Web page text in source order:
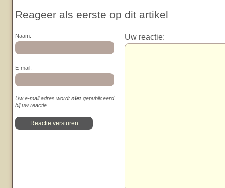
Reageer als eerste op dit artikel
Naam:
E-mail:
Uw e-mail adres wordtniet gepubliceerd
bij uw reactie
Uw reactie: